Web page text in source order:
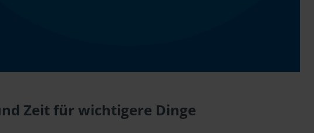
Zeit für wichtigere Dinge